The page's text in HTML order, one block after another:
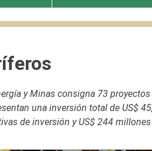
y Minas consigna 73
una inversión total de US$
de inversión y US$ 244